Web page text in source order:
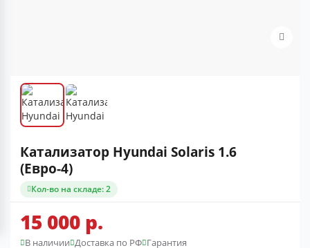
Катализатор Hyundai Solaris 1.6
(Евро-4)
Кол-во на складе: 2
15 000 р.
В наличии Доставка по РФ Гарантия